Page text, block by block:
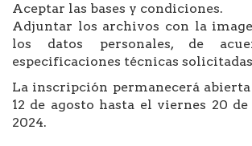
Aceptar las bases y condiciones.
Adjuntar los archivos con la
los datos personales, de
especificaciones técnicas
La inscripción permanecerá abierta
12 de agosto hasta el viernes 20
2024.